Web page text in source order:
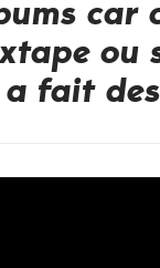
car
ou
fait